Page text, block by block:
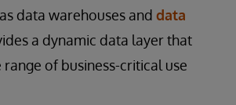
data warehouses and data
a dynamic data layer that
of business-critical use